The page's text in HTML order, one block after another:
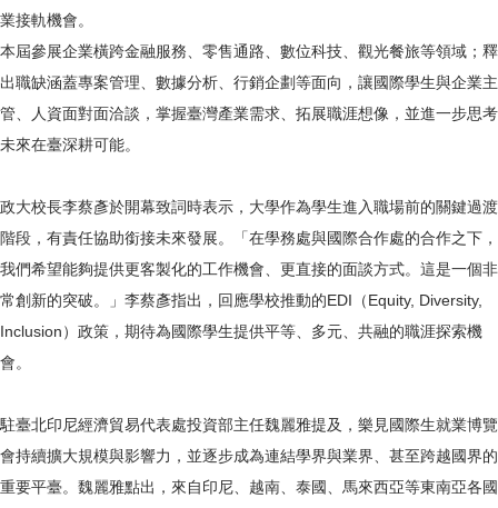
業接軌機會。
本屆參展企業橫跨金融服務、零售通路、數位科技、觀光餐旅等領域；釋
出職缺涵蓋專案管理、數據分析、行銷企劃等面向，讓國際學生與企業主
管、人資面對面洽談，掌握臺灣產業需求、拓展職涯想像，並進一步思考
未來在臺深耕可能。
政大校長李蔡彥於開幕致詞時表示，大學作為學生進入職場前的關鍵過渡
階段，有責任協助銜接未來發展。「在學務處與國際合作處的合作之下，
我們希望能夠提供更客製化的工作機會、更直接的面談方式。這是一個非
常創新的突破。」李蔡彥指出，回應學校推動的EDI（Equity, Diversity,
Inclusion）政策，期待為國際學生提供平等、多元、共融的職涯探索機
會。
駐臺北印尼經濟貿易代表處投資部主任魏麗雅提及，樂見國際生就業博覽
會持續擴大規模與影響力，並逐步成為連結學界與業界、甚至跨越國界的
重要平臺。魏麗雅點出，來自印尼、越南、泰國、馬來西亞等東南亞各國